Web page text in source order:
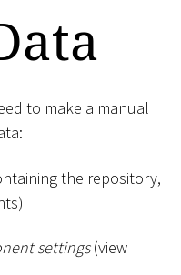
to make a manual
the repository,
settings(view